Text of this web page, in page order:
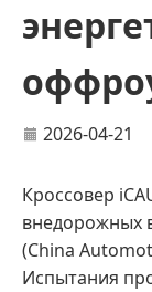
2026-04-21
Кроссовер
внедорожных
(China
Испытания